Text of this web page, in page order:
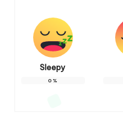
Sleepy
0%